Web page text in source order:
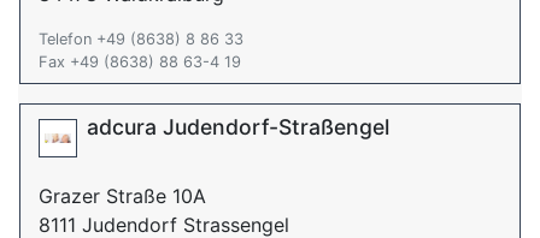
Telefon +49 (8638) 8 86 33
Fax +49 (8638) 88 63-4 19
adcura Judendorf-Straßengel
Grazer Straße 10A
8111 Judendorf Strassengel